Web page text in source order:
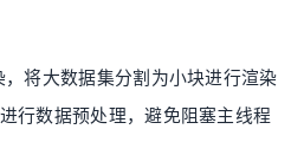
将大数据集分割为小块进行渲染
行数据预处理，避免阻塞主线程